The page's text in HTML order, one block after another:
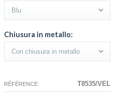
Chiusura in metallo:
RÉFÉRENCE: T8535/VEL